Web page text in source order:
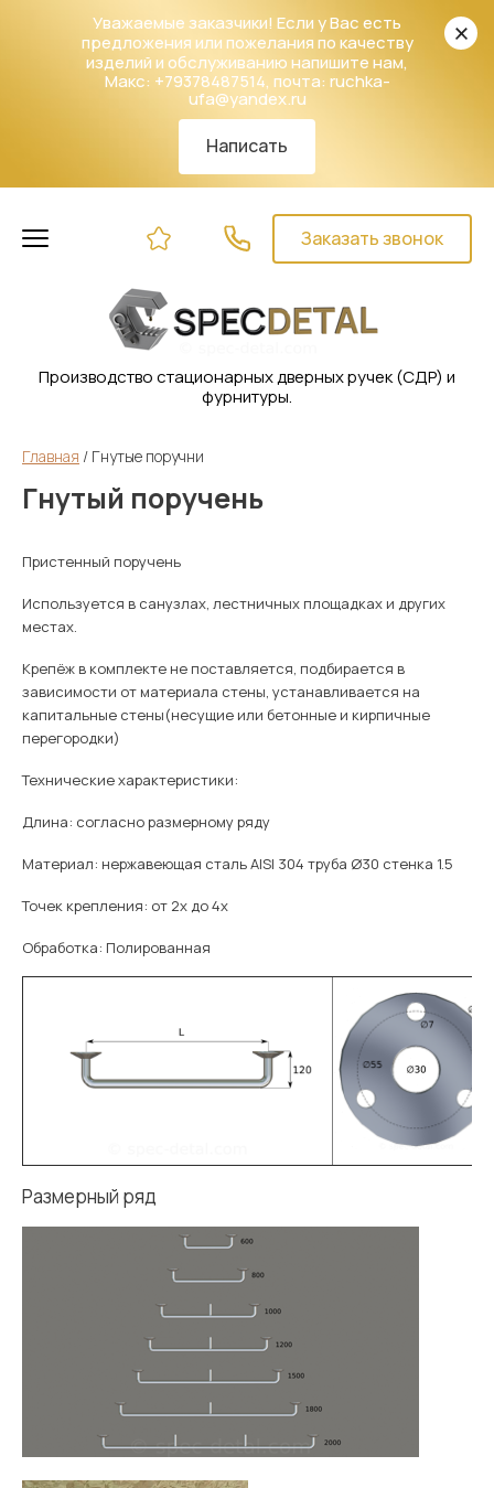
Уважаемые заказчики! Если у Вас есть
предложения или пожелания по качеству
изделий и обслуживанию напишите нам,
Макс: +79378487514, почта: ruchka-
ufa@yandex.ru
Написать
Производство стационарных дверных ручек (СДР) и
фурнитуры.
Заказать звонок
Главная / Гнутые поручни
Гнутый поручень
Пристенный поручень
Используется в санузлах, лестничных площадках и других
местах.
Крепёж в комплекте не поставляется, подбирается в
зависимости от материала стены, устанавливается на
капитальные стены(несущие или бетонные и кирпичные
перегородки)
Технические характеристики:
Длина: согласно размерному ряду
Материал: нержавеющая сталь AISI 304 труба Ø30 стенка 1.5
Точек крепления: от 2х до 4х
Обработка: Полированная
Размерный ряд